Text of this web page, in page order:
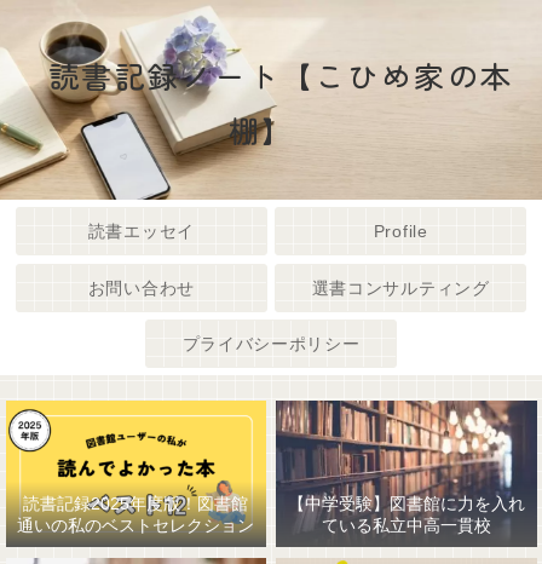
読書記録ノート【こひめ家の本
棚】
読書エッセイ Profile
お問い合わせ 選書コンサルティング
プライバシーポリシー
読書記録2025年度版！図書館
通いの私のベストセレクション
【中学受験】図書館に力を入れ
ている私立中高一貫校